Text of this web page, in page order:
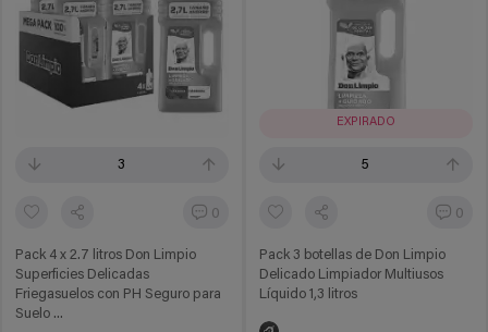
3
0
Pack 4 x 2.7 litros Don Limpio
Superficies Delicadas
Friegasuelos con PH Seguro para
Suelo ...
EXPIRADO
5
0
Pack 3 botellas de Don Limpio
Delicado Limpiador Multiusos
Líquido 1,3 litros